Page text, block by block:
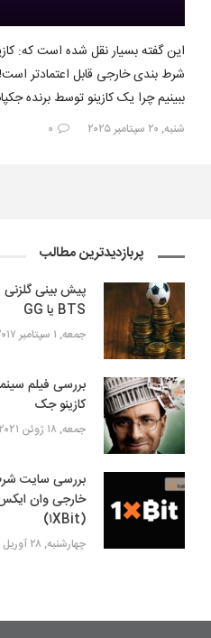
این گفته بسیار نقل شده است که:
شرط بندی خارجی قابل اعتمادتر
ببینیم چرا یک کازینو توسط برنده
شنبه, ۲۰ سپتامبر ۲۰۲۵ ۰
پربازدیدترین مطالب
پیش بینی گلزنی
BTS یا GG
جمعه, ۱ سپتامبر ۲۰۱۷
بررسی فیلم
کازینو جک
جمعه, ۱۸ ژوئن ۲۰۲۱
بررسی سایت
خارجی وان
(۱XBit)
چهارشنبه, ۲۸ آوریل ۲۰۲۱